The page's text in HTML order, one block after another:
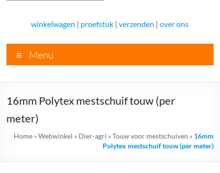
voor
vele
soorten
goed
advies!
winkelwagen | proefstuk |verzenden |over ons
Menu
16mm Polytex mestschuif touw (per
meter)
Home»Webwinkel » Dier-agri »Touw voor mestschuiven » 16mm
Polytex mestschuif touw (per meter)